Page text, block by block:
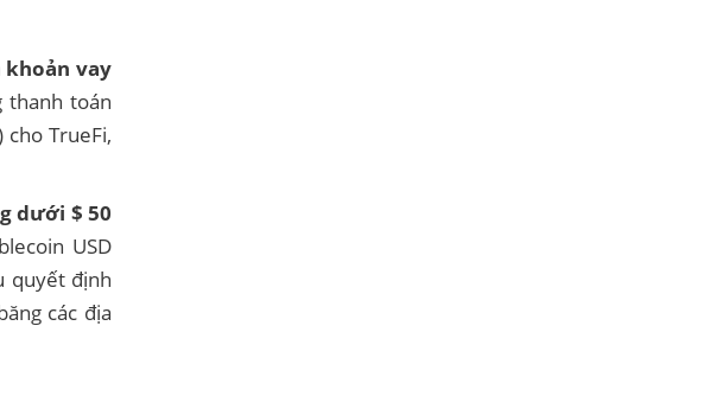
khoản vay
thanh toán
cho TrueFi,
dưới $ 50
USD
quyết định
các địa